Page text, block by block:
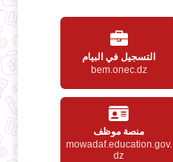
التسجيل في البيام
bem.onec.dz
منصة موظف
mowadaf.education.gov.
dz